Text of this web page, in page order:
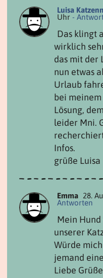
Luisa
Uhr -
Das klingt
wirklich
das mit der
nun etwas
Urlaub
bei meinem
Lösung,
leider Mni.
Infos.
grüße Luisa
Emma 28.
Antworten
Mein
unserer
Würde
jemand
Liebe